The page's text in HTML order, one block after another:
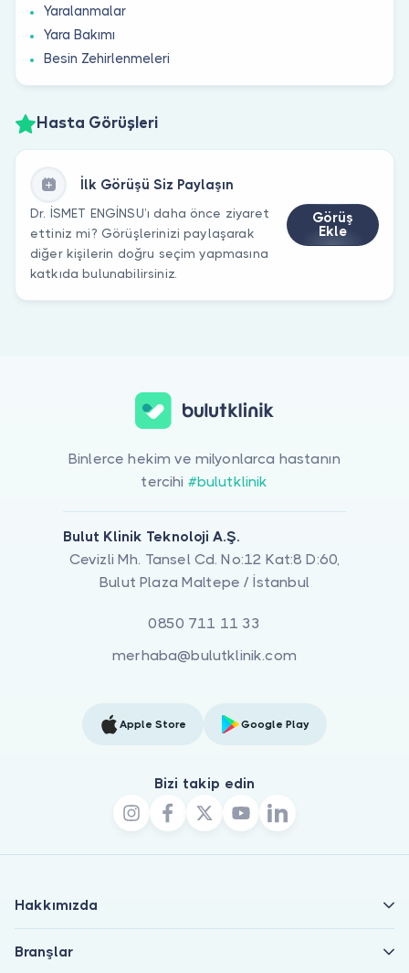
Yaralanmalar
Yara Bakımı
Besin Zehirlenmeleri
Hasta Görüşleri
İlk Görüşü Siz Paylaşın
Dr. İSMET ENGİNSU’ı daha önce ziyaret
ettiniz mi? Görüşlerinizi paylaşarak
diğer kişilerin doğru seçim yapmasına
katkıda bulunabilirsiniz.
Görüş
Ekle
Binlerce hekim ve milyonlarca hastanın
tercihi #bulutklinik
Bulut Klinik Teknoloji A.Ş.
Cevizli Mh. Tansel Cd. No:12 Kat:8 D:60,
Bulut Plaza Maltepe / İstanbul
0850 711 11 33
merhaba@bulutklinik.com
Apple Store Google Play
Bizi takip edin
Hakkımızda
Branşlar